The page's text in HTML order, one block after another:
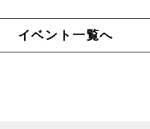
イベント一覧へ